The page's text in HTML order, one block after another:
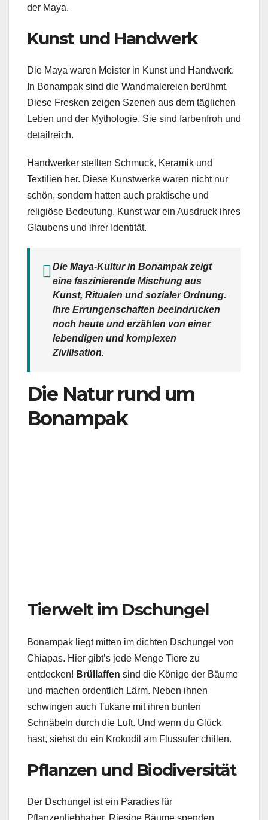
der Maya.
Kunst und Handwerk
Die Maya waren Meister in Kunst und Handwerk.
In Bonampak sind die Wandmalereien berühmt.
Diese Fresken zeigen Szenen aus dem täglichen
Leben und der Mythologie. Sie sind farbenfroh und
detailreich.
Handwerker stellten Schmuck, Keramik und
Textilien her. Diese Kunstwerke waren nicht nur
schön, sondern hatten auch praktische und
religiöse Bedeutung. Kunst war ein Ausdruck ihres
Glaubens und ihrer Identität.
Die Maya-Kultur in Bonampak zeigt
eine faszinierende Mischung aus
Kunst, Ritualen und sozialer Ordnung.
Ihre Errungenschaften beeindrucken
noch heute und erzählen von einer
lebendigen und komplexen
Zivilisation.
Die Natur rund um
Bonampak
Tierwelt im Dschungel
Bonampak liegt mitten im dichten Dschungel von
Chiapas. Hier gibt’s jede Menge Tiere zu
entdecken! Brüllaffen sind die Könige der Bäume
und machen ordentlich Lärm. Neben ihnen
schwingen auch Tukane mit ihren bunten
Schnäbeln durch die Luft. Und wenn du Glück
hast, siehst du ein Krokodil am Flussufer chillen.
Pflanzen und Biodiversität
Der Dschungel ist ein Paradies für